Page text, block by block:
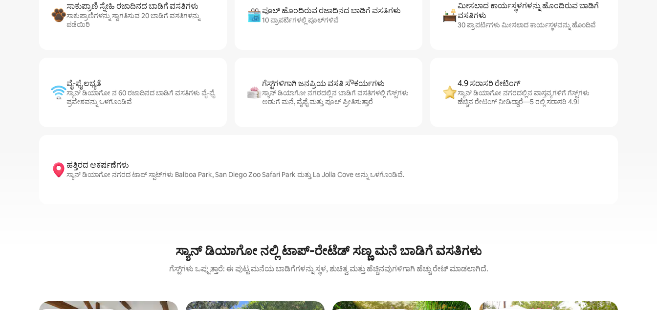
ಸಾಕುಪ್ರಾಣಿ ಸ್ನೇಹಿ ರಜಾದಿನದ ಬಾಡಿಗೆ ವಸತಿಗಳು
ಸಾಕುಪ್ರಾಣಿಗಳನ್ನು ಸ್ವಾಗತಿಸುವ 20 ಬಾಡಿಗೆ ವಸತಿಗಳನ್ನು
ಪಡೆಯಿರಿ
ಪೂಲ್ ಹೊಂದಿರುವ ರಜಾದಿನದ ಬಾಡಿಗೆ ವಸತಿಗಳು
10 ಪ್ರಾಪರ್ಟಿಗಳಲ್ಲಿ ಪೂಲ್‌‌‌‌‌‌‌‌‌ಗಳಿವೆ
ಮೀಸಲಾದ ಕಾರ್ಯಸ್ಥಳಗಳನ್ನು ಹೊಂದಿರುವ ಬಾಡಿಗೆ
ವಸತಿಗಳು
30 ಪ್ರಾಪರ್ಟಿಗಳು ಮೀಸಲಾದ ಕಾರ್ಯಸ್ಥಳವನ್ನು ಹೊಂದಿವೆ
ವೈ-ಫೈ ಲಭ್ಯತೆ
ಸ್ಯಾನ್ ಡಿಯಾಗೋ ನ 60 ರಜಾದಿನದ ಬಾಡಿಗೆ ವಸತಿಗಳು ವೈ-ಫೈ
ಪ್ರವೇಶವನ್ನು ಒಳಗೊಂಡಿವೆ
ಗೆಸ್ಟ್‌ಗಳಿಗಾಗಿ ಜನಪ್ರಿಯ ವಸತಿ ಸೌಕರ್ಯಗಳು
ಸ್ಯಾನ್ ಡಿಯಾಗೋ ನಗರದಲ್ಲಿನ ಬಾಡಿಗೆ ವಸತಿಗಳಲ್ಲಿ ಗೆಸ್ಟ್‌ಗಳು
ಅಡುಗೆ ಮನೆ, ವೈಫೈ ಮತ್ತು ಪೂಲ್ ಪ್ರೀತಿಸುತ್ತಾರೆ
4.9 ಸರಾಸರಿ ರೇಟಿಂಗ್
ಸ್ಯಾನ್ ಡಿಯಾಗೋ ನಗರದಲ್ಲಿನ ವಾಸ್ತವ್ಯಗಳಿಗೆ ಗೆಸ್ಟ್‌ಗಳು
ಹೆಚ್ಚಿನ ರೇಟಿಂಗ್ ನೀಡಿದ್ದಾರೆ—5 ರಲ್ಲಿ ಸರಾಸರಿ 4.9!
ಹತ್ತಿರದ ಆಕರ್ಷಣೆಗಳು
ಸ್ಯಾನ್ ಡಿಯಾಗೋ ನಗರದ ಟಾಪ್ ಸ್ಪಾಟ್‌ಗಳು Balboa Park, San Diego Zoo Safari Park ಮತ್ತು La Jolla Cove ಅನ್ನು ಒಳಗೊಂಡಿವೆ.
ಸ್ಯಾನ್ ಡಿಯಾಗೋ ನಲ್ಲಿ ಟಾಪ್-ರೇಟೆಡ್ ಸಣ್ಣ ಮನೆ ಬಾಡಿಗೆ ವಸತಿಗಳು
ಗೆಸ್ಟ್‌ಗಳು ಒಪ್ಪುತ್ತಾರೆ: ಈ ಪುಟ್ಟ ಮನೆಯ ಬಾಡಿಗೆಗಳನ್ನು ಸ್ಥಳ, ಶುಚಿತ್ವ ಮತ್ತು ಹೆಚ್ಚಿನವುಗಳಿಗಾಗಿ ಹೆಚ್ಚು ರೇಟ್ ಮಾಡಲಾಗಿದೆ.